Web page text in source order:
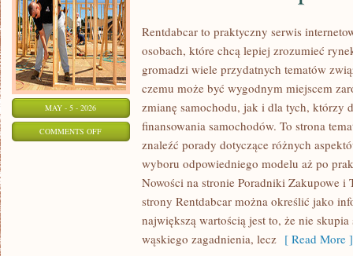
MAY - 5 - 2026
COMMENTS OFFON
PORADNIKI
ZAKUPOWE
Rentdabcar to praktyczny serwis
osobach, które chcą lepiej zrozumieć
gromadzi wiele przydatnych tematów
czemu może być wygodnym miejscem
zmianę samochodu, jak i dla tych, którzy
finansowania samochodów. To strona
znaleźć porady dotyczące różnych
wyboru odpowiedniego modelu aż po
Nowości na stronie Poradniki Zakupowe i
strony Rentdabcar można określić jako
największą wartością jest to, że nie
wąskiego zagadnienia, lecz [ Read More ]